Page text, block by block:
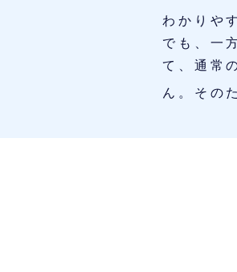
わかりや
でも、一
て、通常
ん。その